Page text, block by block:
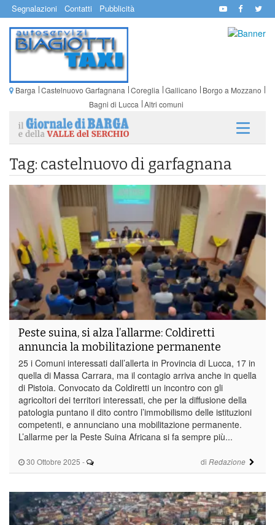
Segnalazioni Contatti Pubblicità
Barga Castelnuovo Garfagnana Coreglia Gallicano
Borgo a Mozzano
Bagni di Lucca Altri comuni
Tag: castelnuovo di garfagnana
30 Ottobre 2025 - di Redazione
Peste suina, si alza l’allarme: Coldiretti
annuncia la mobilitazione permanente
25 i Comuni interessati dall’allerta in Provincia di Lucca, 17 in
quella di Massa Carrara, ma il contagio arriva anche in quella
di Pistoia. Convocato da Coldiretti un incontro con gli
agricoltori dei territori interessati, che per la diffusione della
patologia puntano il dito contro l’immobilismo delle istituzioni
competenti, e annunciano una mobilitazione permanente.
L’allarme per la Peste Suina Africana si fa sempre più...